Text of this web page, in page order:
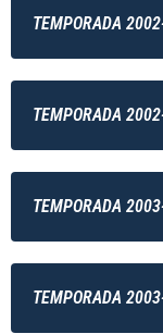
TEMPORADA
TEMPORADA
TEMPORADA
TEMPORADA